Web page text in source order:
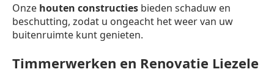
Onze houten constructies bieden schaduw en
beschutting, zodat u ongeacht het weer van uw
buitenruimte kunt genieten.
Timmerwerken en Renovatie Liezele